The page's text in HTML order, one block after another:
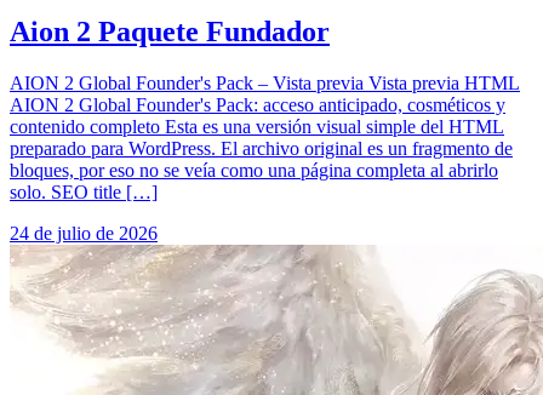
Aion 2 Paquete Fundador
AION 2 Global Founder's Pack – Vista previa Vista previa HTML
AION 2 Global Founder's Pack: acceso anticipado, cosméticos y
contenido completo Esta es una versión visual simple del HTML
preparado para WordPress. El archivo original es un fragmento de
bloques, por eso no se veía como una página completa al abrirlo
solo. SEO title […]
24 de julio de 2026